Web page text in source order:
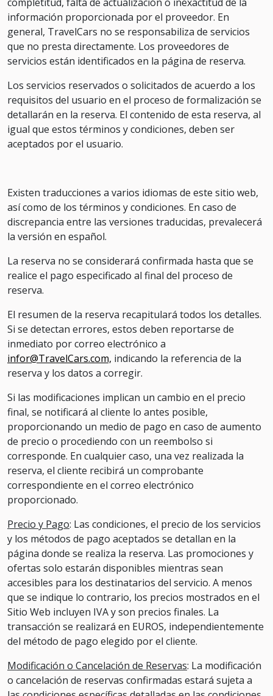
información proporcionada por el proveedor. En
general, TravelCars no se responsabiliza de servicios
que no presta directamente. Los proveedores de
servicios están identificados en la página de reserva.
Los servicios reservados o solicitados de acuerdo a los
requisitos del usuario en el proceso de formalización se
detallarán en la reserva. El contenido de esta reserva, al
igual que estos términos y condiciones, deben ser
aceptados por el usuario.
Existen traducciones a varios idiomas de este sitio web,
así como de los términos y condiciones. En caso de
discrepancia entre las versiones traducidas, prevalecerá
la versión en español.
La reserva no se considerará confirmada hasta que se
realice el pago especificado al final del proceso de
reserva.
El resumen de la reserva recapitulará todos los detalles.
Si se detectan errores, estos deben reportarse de
inmediato por correo electrónico a
infor@TravelCars.com, indicando la referencia de la
reserva y los datos a corregir.
Si las modificaciones implican un cambio en el precio
final, se notificará al cliente lo antes posible,
proporcionando un medio de pago en caso de aumento
de precio o procediendo con un reembolso si
corresponde. En cualquier caso, una vez realizada la
reserva, el cliente recibirá un comprobante
correspondiente en el correo electrónico
proporcionado.
Precio y Pago: Las condiciones, el precio de los servicios
y los métodos de pago aceptados se detallan en la
página donde se realiza la reserva. Las promociones y
ofertas solo estarán disponibles mientras sean
accesibles para los destinatarios del servicio. A menos
que se indique lo contrario, los precios mostrados en el
Sitio Web incluyen IVA y son precios finales. La
transacción se realizará en EUROS, independientemente
del método de pago elegido por el cliente.
Modificación o Cancelación de Reservas: La modificación
o cancelación de reservas confirmadas estará sujeta a